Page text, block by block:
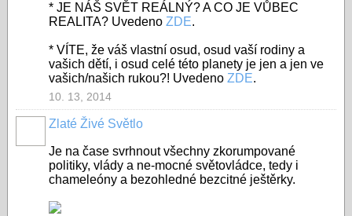
* JE NÁŠ SVĚT REÁLNÝ? A CO JE VŮBEC
REALITA? Uvedeno ZDE.
* VÍTE, že váš vlastní osud, osud vaší rodiny a
vašich dětí, i osud celé této planety je jen a jen ve
vašich/našich rukou?! Uvedeno ZDE.
10. 13, 2014
Zlaté Živé Světlo
Je na čase svrhnout všechny zkorumpované
politiky, vlády a ne-mocné světovládce, tedy i
chameleóny a bezohledné bezcitné ještěrky.